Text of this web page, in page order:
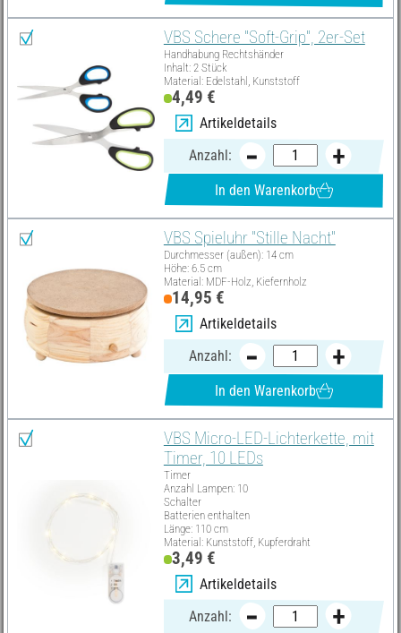
VBS Schere "Soft-Grip", 2er-Set
Handhabung Rechtshänder
Inhalt: 2 Stück
Material: Edelstahl, Kunststoff
4,49 €
Artikeldetails
Anzahl:
In den Warenkorb
VBS Spieluhr "Stille Nacht"
Durchmesser (außen): 14 cm
Höhe: 6.5 cm
Material: MDF-Holz, Kiefernholz
14,95 €
Artikeldetails
Anzahl:
In den Warenkorb
VBS Micro-LED-Lichterkette, mit
Timer, 10 LEDs
Timer
Anzahl Lampen: 10
Schalter
Batterien enthalten
Länge: 110 cm
Material: Kunststoff, Kupferdraht
3,49 €
Artikeldetails
Anzahl: